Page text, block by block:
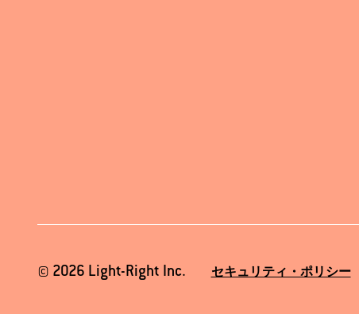
© 2026 Light-Right Inc. セキュリティ・ポリシー